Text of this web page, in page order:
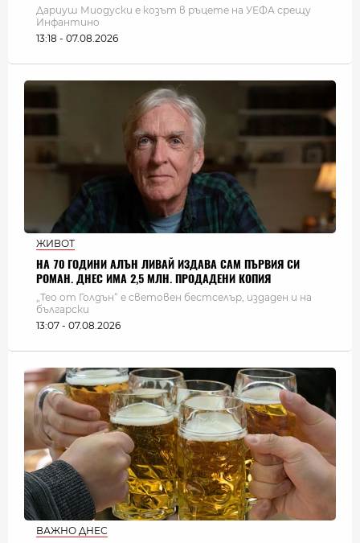
Дариуш Миодуски е козът в ръцете на УЕФА срещу
Инфантино
13:18 - 07.08.2026
ЖИВОТ
НА 70 ГОДИНИ АЛЪН ЛИВАЙ ИЗДАВА САМ ПЪРВИЯ СИ
РОМАН. ДНЕС ИМА 2,5 МЛН. ПРОДАДЕНИ КОПИЯ
„Тео от Голдън“ е световен бестселър, издаден и на
български
13:07 - 07.08.2026
ВАЖНО ДНЕС